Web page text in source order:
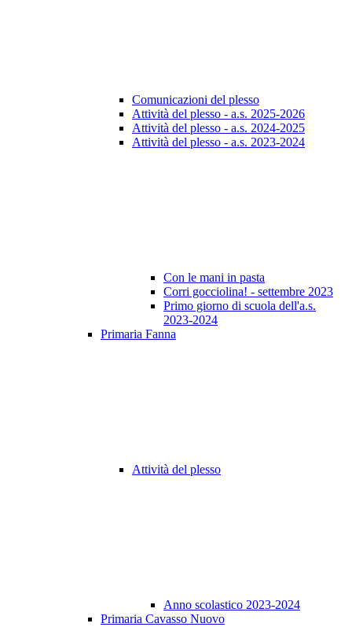
Comunicazioni del plesso
Attività del plesso - a.s. 2025-2026
Attività del plesso - a.s. 2024-2025
Attività del plesso - a.s. 2023-2024
Con le mani in pasta
Corri gocciolina! - settembre 2023
Primo giorno di scuola dell'a.s.
2023-2024
Primaria Fanna
Attività del plesso
Anno scolastico 2023-2024
Primaria Cavasso Nuovo